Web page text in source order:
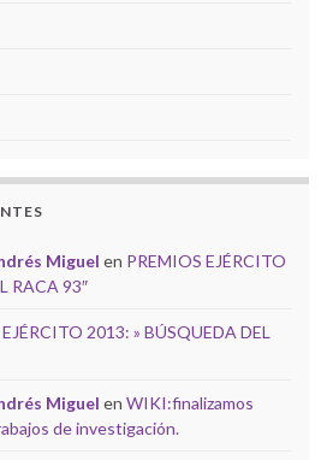
Miguel en PREMIOS EJÉRCITO
RACA 93″
2013: » BÚSQUEDA DEL
Miguel en WIKI:finalizamos
de investigación.